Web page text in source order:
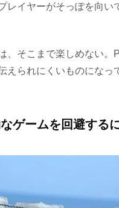
レイヤーがそっぽを向い
、そこまで楽しめない。
えられにくいものになっ
ゲームを回避する